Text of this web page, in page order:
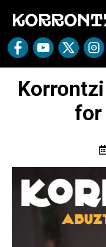
for